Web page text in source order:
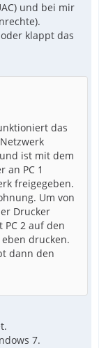
und bei mir
klappt das
das
ist mit dem
an PC 1
freigegeben.
Um von
Drucker
2 auf den
drucken.
dann den
7.